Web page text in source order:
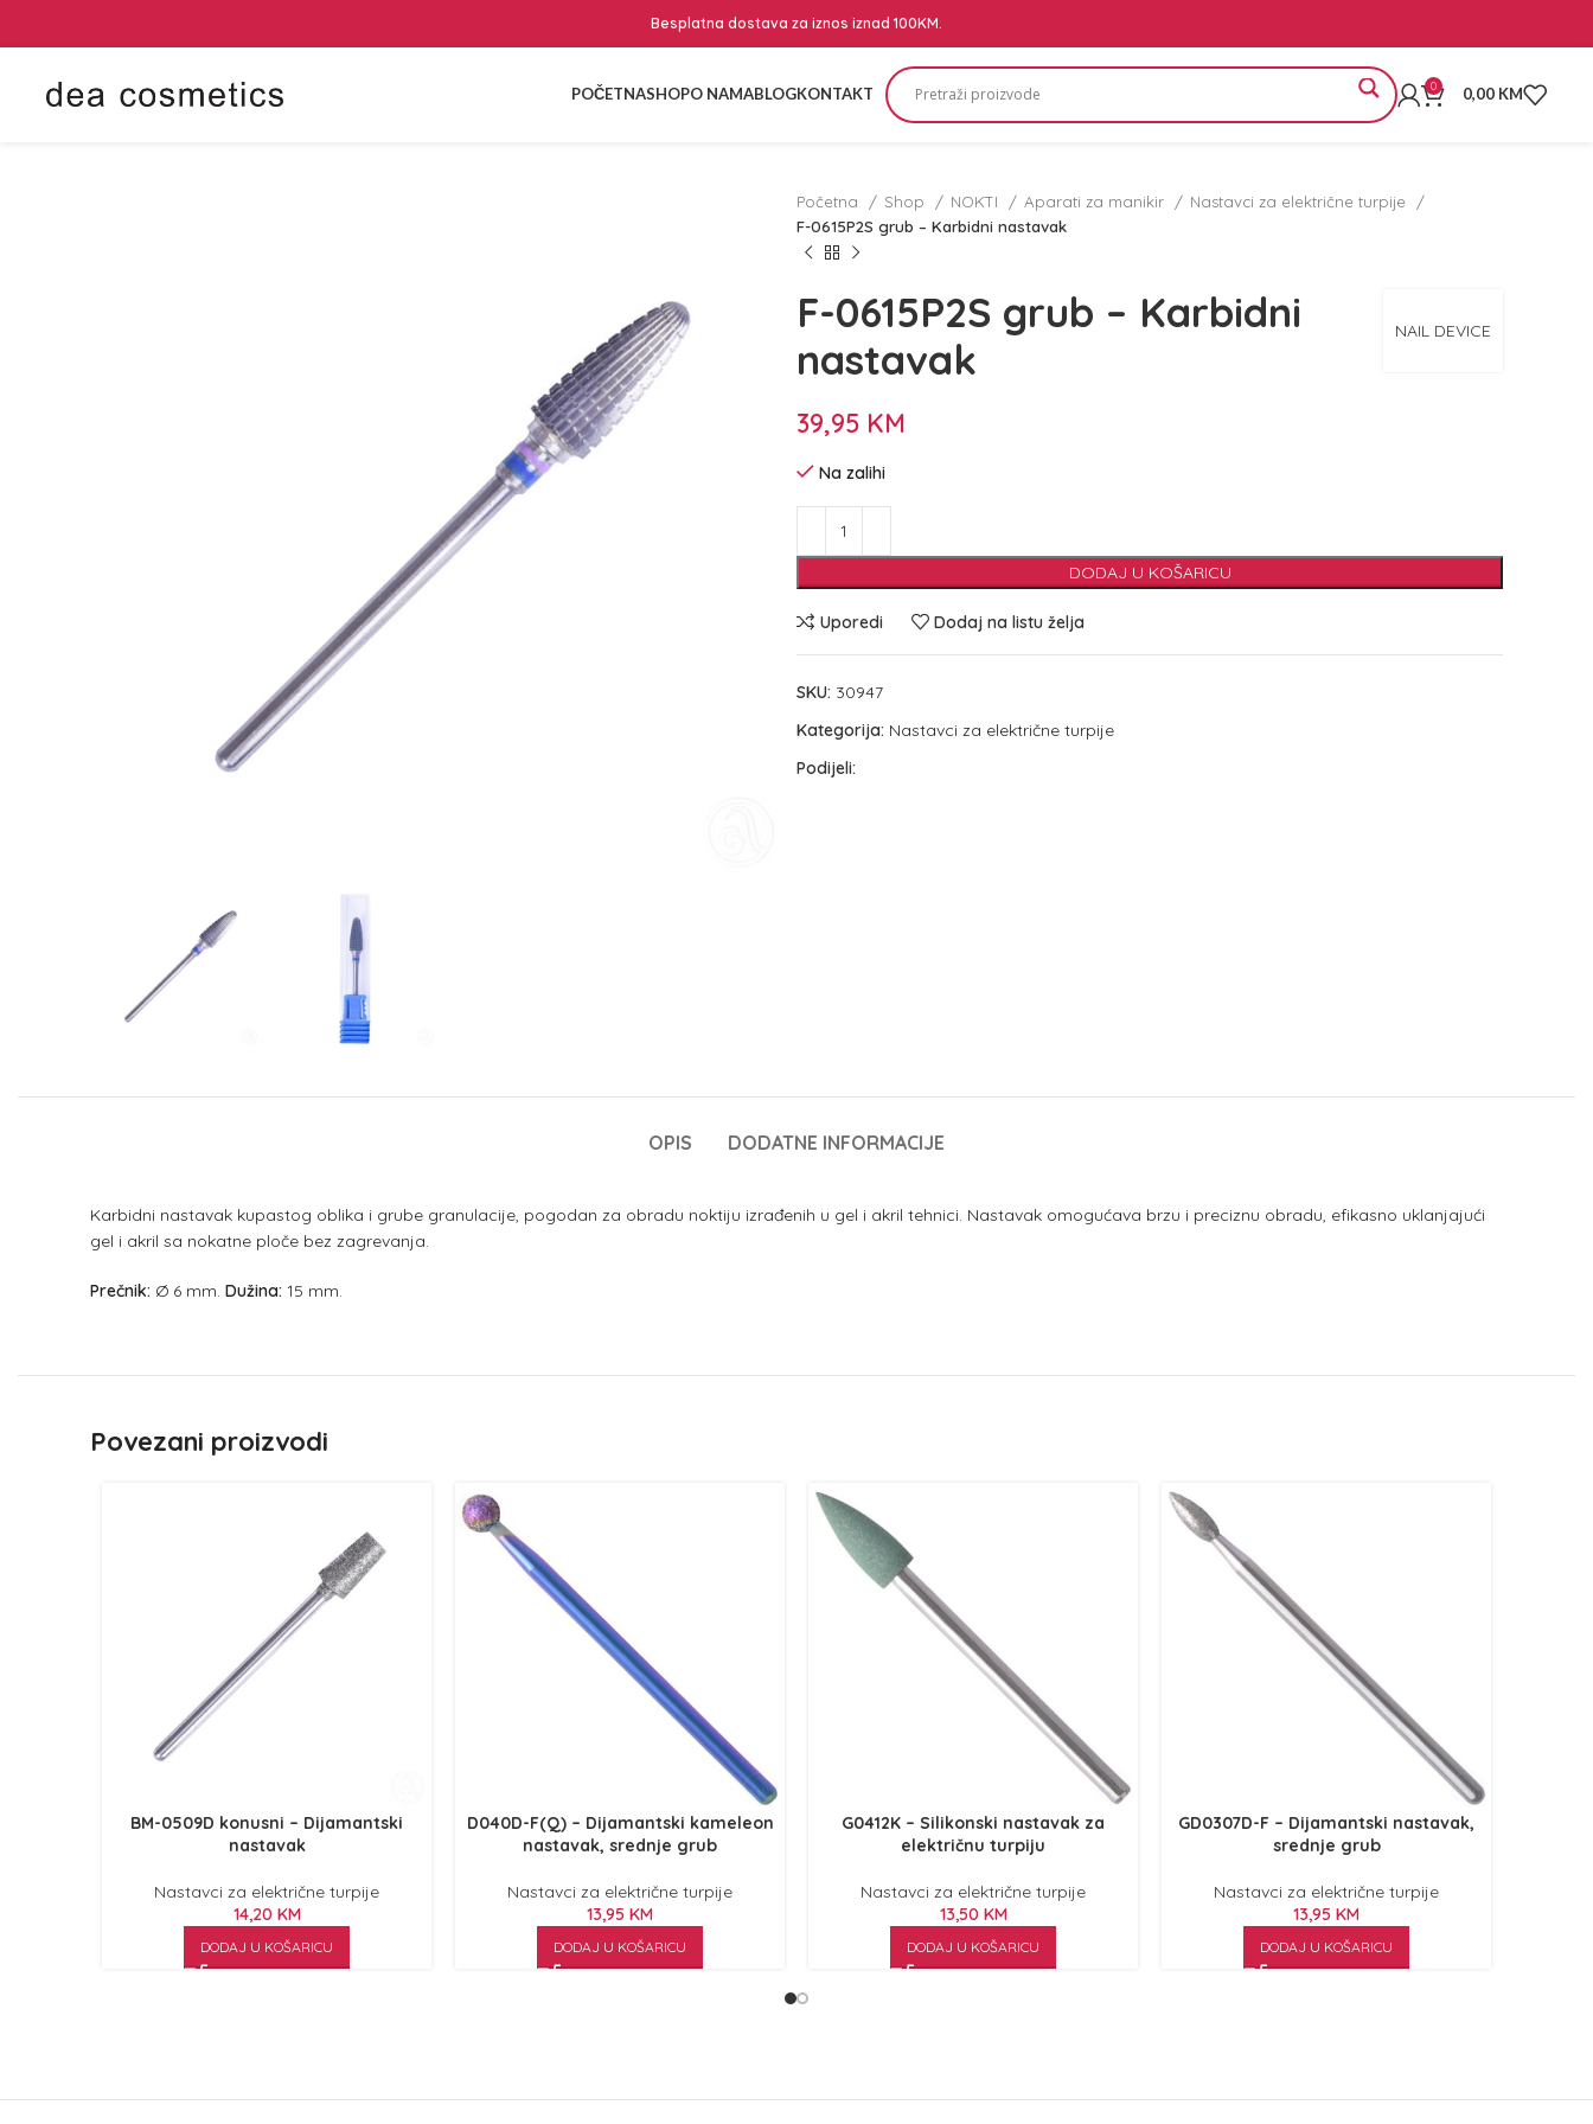
Besplatna dostava za iznos iznad 100KM.
POČETNASHOPO NAMABLOGKONTAKT 0 0,00 KM
Početna Shop NOKTI Aparati za manikir
Nastavci za električne turpije
F-0615P2S grub – Karbidni nastavak
NAIL DEVICE
F-0615P2S grub – Karbidni
nastavak
39,95 KM
Na zalihi
DODAJ U KOŠARICU
Uporedi Dodaj na listu želja
SKU: 30947
Kategorija: Nastavci za električne turpije
Podijeli:
OPIS DODATNE INFORMACIJE
Karbidni nastavak kupastog oblika i grube granulacije, pogodan za obradu noktiju izrađenih u gel i akril tehnici. Nastavak omogućava brzu i preciznu obradu, efikasno uklanjajući
gel i akril sa nokatne ploče bez zagrevanja.
Prečnik: Ø 6 mm. Dužina: 15 mm.
Povezani proizvodi
BM-0509D konusni – Dijamantski
nastavak
Nastavci za električne turpije
14,20 KM
DODAJ U KOŠARICU
D040D-F(Q) – Dijamantski kameleon
nastavak, srednje grub
Nastavci za električne turpije
13,95 KM
DODAJ U KOŠARICU
G0412K – Silikonski nastavak za
električnu turpiju
Nastavci za električne turpije
13,50 KM
DODAJ U KOŠARICU
GD0307D-F – Dijamantski nastavak,
srednje grub
Nastavci za električne turpije
13,95 KM
DODAJ U KOŠARICU